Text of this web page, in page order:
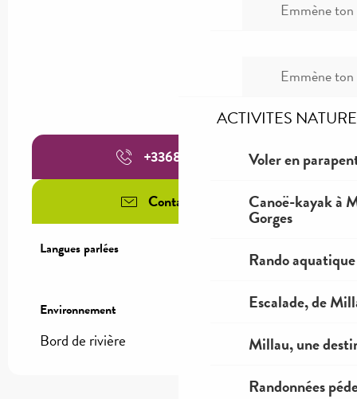
Emmène
Emmène
ACTIVITES NATURE
Voler en
Canoë-kayak à
Gorges
Rando
Escalade, de
Millau, une
Randonnées
+336824150
Contactez-nous
Langues parlées
Langues parlées
Environnement
Environnement
Bord de rivière